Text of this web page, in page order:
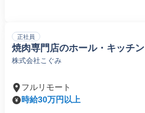
正社員
焼肉専門店のホール・キッチン
株式会社こぐみ
フルリモート
時給30万円以上